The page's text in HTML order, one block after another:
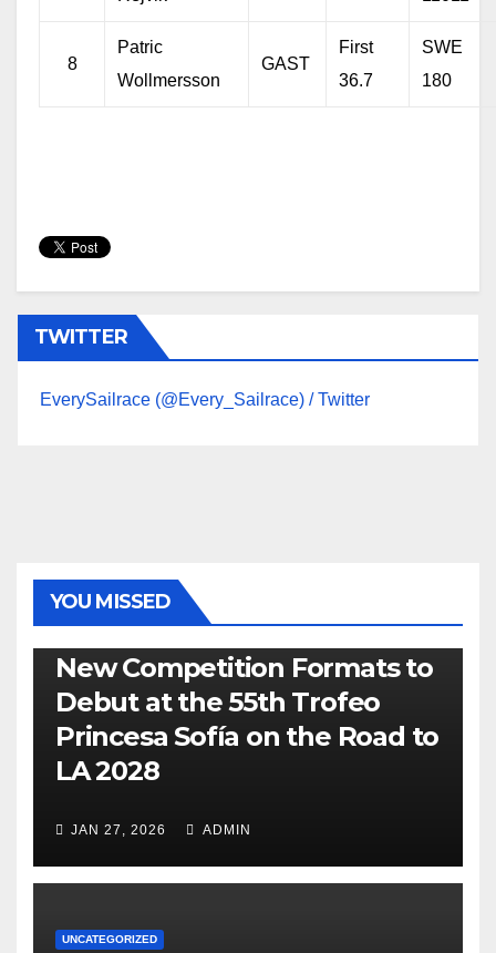
8
Patric
Wollmersson
GAST
First
36.7
SWE
180
TWITTER
EverySailrace (@Every_Sailrace) / Twitter
YOU MISSED
New Competition Formats to
Debut at the 55th Trofeo
Princesa Sofía on the Road to
LA 2028
JAN 27, 2026 ADMIN
UNCATEGORIZED